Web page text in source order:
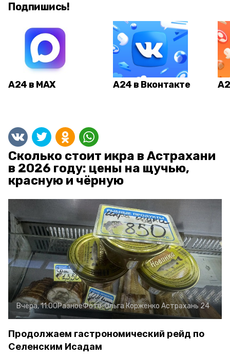
Подпишись!
А24 в MAX А24 в Вконтакте
Сколько стоит икра в Астрахани
в 2026 году: цены на щучью,
красную и чёрную
Вчера, 11:00РазноеФото:Ольга Корженко Астрахань 24
Продолжаем гастрономический рейд по
Селенским Исадам